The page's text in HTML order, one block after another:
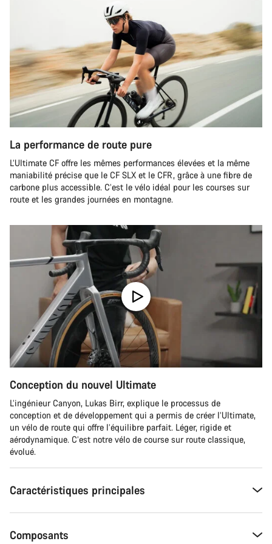
La performance de route pure
L’Ultimate CF offre les mêmes performances élevées et la même
maniabilité précise que le CF SLX et le CFR, grâce à une fibre de
carbone plus accessible. C’est le vélo idéal pour les courses sur
route et les grandes journées en montagne.
Conception du nouvel Ultimate
L’ingénieur Canyon, Lukas Birr, explique le processus de
conception et de développement qui a permis de créer l’Ultimate,
un vélo de route qui offre l’équilibre parfait. Léger, rigide et
aérodynamique. C’est notre vélo de course sur route classique,
évolué.
Caractéristiques principales
Composants